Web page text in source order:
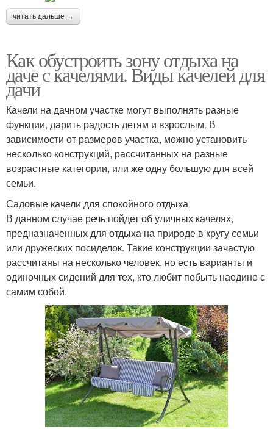
читать дальше →
Как обустроить зону отдыха на
даче с качелями. Виды качелей для
дачи
Качели на дачном участке могут выполнять разные
функции, дарить радость детям и взрослым. В
зависимости от размеров участка, можно установить
несколько конструкций, рассчитанных на разные
возрастные категории, или же одну большую для всей
семьи.
Садовые качели для спокойного отдыха
В данном случае речь пойдет об уличных качелях,
предназначенных для отдыха на природе в кругу семьи
или дружеских посиделок. Такие конструкции зачастую
рассчитаны на несколько человек, но есть варианты и
одиночных сидений для тех, кто любит побыть наедине с
самим собой.